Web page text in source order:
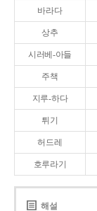
바라다
상추
시러베-아들
주책
지루-하다
튀기
허드레
호루라기
해설